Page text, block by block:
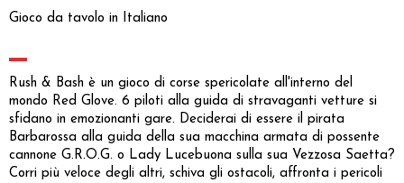
Gioco da tavolo in Italiano
Rush & Bash è un gioco di corse spericolate all'interno del
mondo Red Glove. 6 piloti alla guida di stravaganti vetture si
sfidano in emozionanti gare. Deciderai di essere il pirata
Barbarossa alla guida della sua macchina armata di possente
cannone G.R.O.G. o Lady Lucebuona sulla sua Vezzosa Saetta?
Corri più veloce degli altri, schiva gli ostacoli, affronta i pericoli